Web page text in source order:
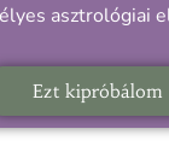
asztrológiai
Ezt kipróbálom